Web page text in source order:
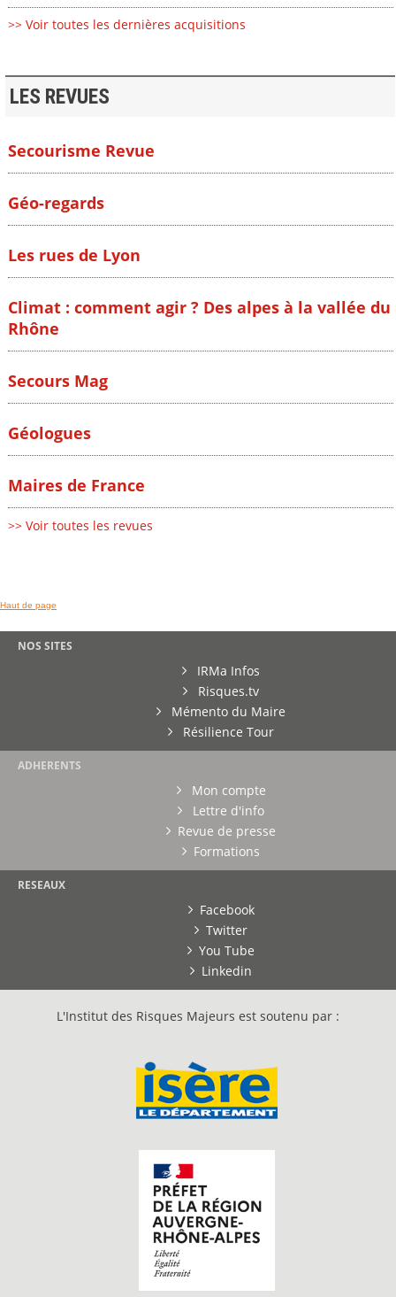
>> Voir toutes les dernières acquisitions
LES REVUES
Secourisme Revue
Géo-regards
Les rues de Lyon
Climat : comment agir ? Des alpes à la vallée du
Rhône
Secours Mag
Géologues
Maires de France
>> Voir toutes les revues
Haut de page
NOS SITES
IRMa Infos
Risques.tv
Mémento du Maire
Résilience Tour
ADHERENTS
Mon compte
Lettre d'info
Revue de presse
Formations
RESEAUX
Facebook
Twitter
You Tube
Linkedin
L'Institut des Risques Majeurs est soutenu par :